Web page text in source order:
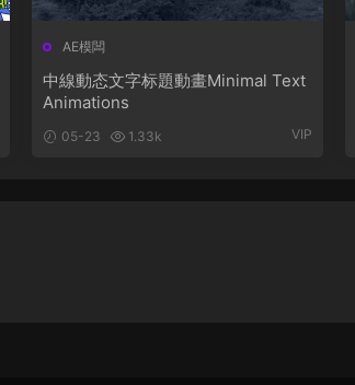
AE模闆
中線動态文字标題動畫Minimal Text
Animations
05-23 1.33k VIP